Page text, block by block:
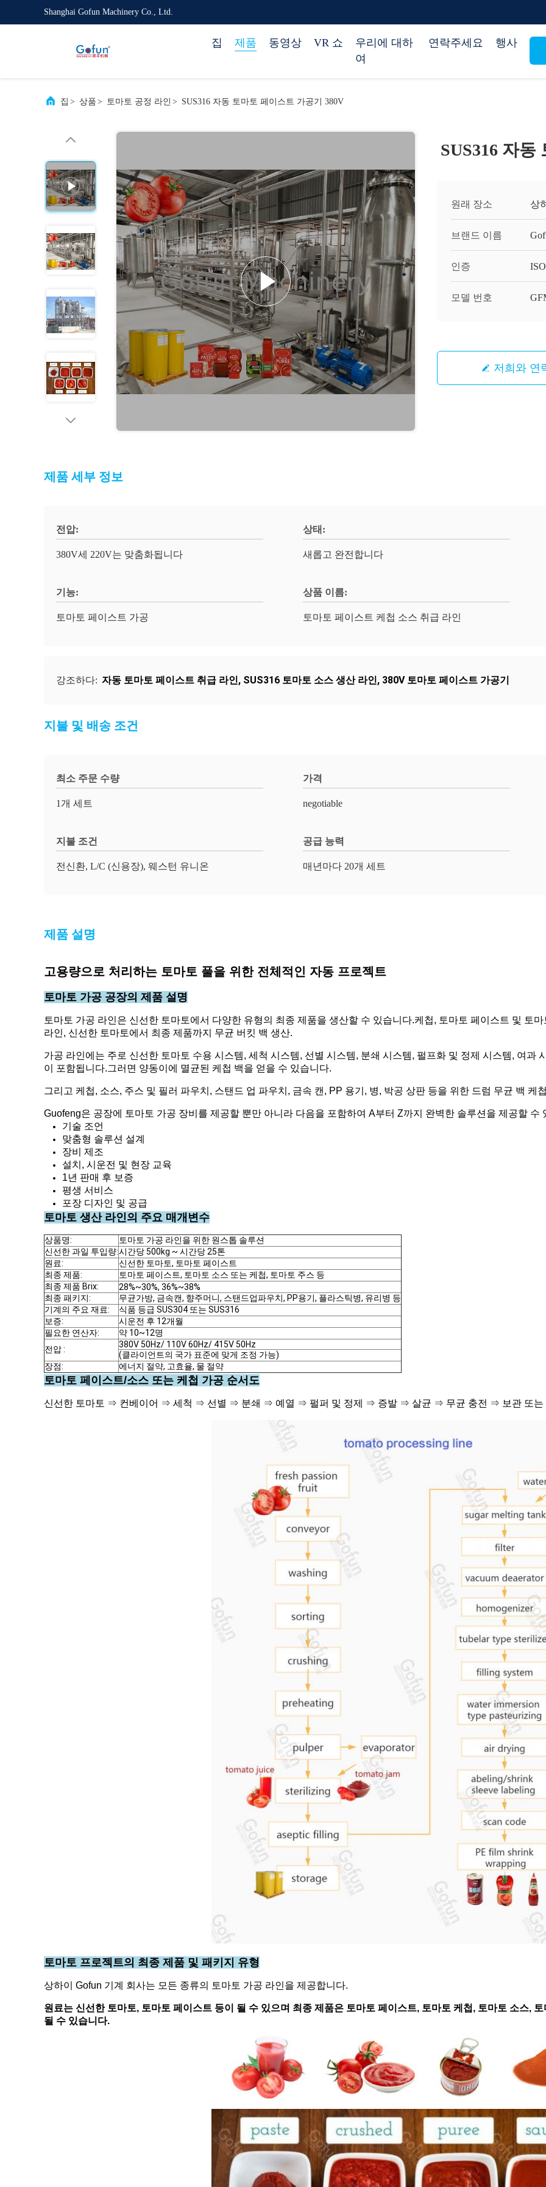
Shanghai Gofun Machinery Co., Ltd.
집 제품 동영상 VR 쇼
우리에 대하
여
연락주세요 행사
집 > 상품 > 토마토 공정 라인 > SUS316 자동 토마토 페이스트 가공기 380V
SUS316 자동
원래 장소 상
브랜드 이름
인증
모델 번호
저희와 연
제품 세부 정보
전압:
380V세 220V는 맞춤화됩니다
상태:
새롭고 완전합니다
기능:
토마토 페이스트 가공
상품 이름:
토마토 페이스트 케첩 소스 취급 라인
강조하다: 자동 토마토 페이스트 취급 라인, SUS316 토마토 소스 생산 라인, 380V 토마토 페이스트 가공기
지불 및 배송 조건
최소 주문 수량
1개 세트
가격
negotiable
지불 조건
전신환, L/C (신용장), 웨스턴 유니온
공급 능력
매년마다 20개 세트
제품 설명
고용량으로 처리하는 토마토 풀을 위한 전체적인 자동 프로젝트
토마토 가공 공장의 제품 설명
토마토 가공 라인은 신선한 토마토에서 다양한 유형의 최종 제품을 생산할 수 있습니다.케첩, 토마토 페이스트 및 토
라인, 신선한 토마토에서 최종 제품까지 무균 버킷 백 생산.
가공 라인에는 주로 신선한 토마토 수용 시스템, 세척 시스템, 선별 시스템, 분쇄 시스템, 펄프화 및 정제 시스템, 여과
이 포함됩니다.그러면 양동이에 멸균된 케첩 백을 얻을 수 있습니다.
그리고 케첩, 소스, 주스 및 필러 파우치, 스탠드 업 파우치, 금속 캔, PP 용기, 병, 박공 상판 등을 위한 드럼 무균 백 케
Guofeng은 공장에 토마토 가공 장비를 제공할 뿐만 아니라 다음을 포함하여 A부터 Z까지 완벽한 솔루션을 제공할 수
기술 조언
맞춤형 솔루션 설계
장비 제조
설치, 시운전 및 현장 교육
1년 판매 후 보증
평생 서비스
포장 디자인 및 공급
토마토 생산 라인의 주요 매개변수
상품명:
토마토 가공 라인을 위한 원스톱 솔루션
신선한 과일 투입량:시간당 500kg ~ 시간당 25톤
원료:
신선한 토마토, 토마토 페이스트
최종 제품:
토마토 페이스트, 토마토 소스 또는 케첩, 토마토 주스 등
최종 제품 Brix:
28%~30%, 36%~38%
최종 패키지:
무균가방, 금속캔, 향주머니, 스탠드업파우치, PP용기, 플라스틱병, 유리병 등
기계의 주요 재료:
식품 등급 SUS304 또는 SUS316
보증:
시운전 후 12개월
필요한 연산자:
약 10~12명
전압 :
380V 50Hz/ 110V 60Hz/ 415V 50Hz
(클라이언트의 국가 표준에 맞게 조정 가능)
장점:
에너지 절약, 고효율, 물 절약
토마토 페이스트/소스 또는 케첩 가공 순서도
신선한 토마토 ⇒ 컨베이어 ⇒ 세척 ⇒ 선별 ⇒ 분쇄 ⇒ 예열 ⇒ 펄퍼 및 정제 ⇒ 증발 ⇒ 살균 ⇒ 무균 충전 ⇒ 보관 또는
토마토 프로젝트의 최종 제품 및 패키지 유형
상하이 Gofun 기계 회사는 모든 종류의 토마토 가공 라인을 제공합니다.
원료는 신선한 토마토, 토마토 페이스트 등이 될 수 있으며 최종 제품은 토마토 페이스트, 토마토 케첩, 토마토 소스,
될 수 있습니다.